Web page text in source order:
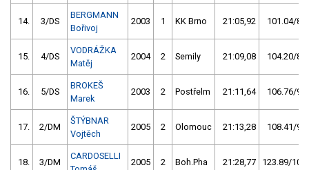
14. 3/DS
BERGMANN
Bořivoj
2003 1 KK Brno 21:05,92 101.04/8,7
15. 4/DS
VODRÁŽKA
Matěj
2004 2 Semily 21:09,08 104.20/8,9
16. 5/DS
BROKEŠ
Marek
2003 2 Postřelm 21:11,64 106.76/9,2
17. 2/DM
ŠTÝBNAR
Vojtěch
2005 2 Olomouc 21:13,28 108.41/9,3
18. 3/DM
CARDOSELLI
2005 2 Boh.Pha 21:28,77 123.89/10,6